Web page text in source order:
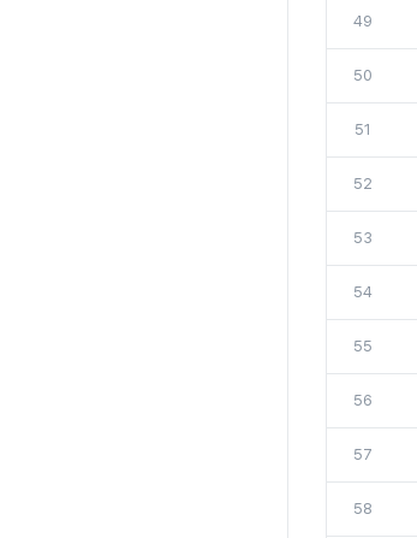
49
50
51
52
53
54
55
56
57
58